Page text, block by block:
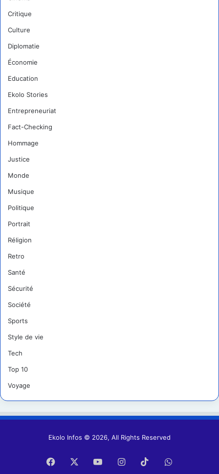
Critique
Culture
Diplomatie
Économie
Education
Ekolo Stories
Entrepreneuriat
Fact-Checking
Hommage
Justice
Monde
Musique
Politique
Portrait
Réligion
Retro
Santé
Sécurité
Société
Sports
Style de vie
Tech
Top 10
Voyage
Ekolo Infos © 2026, All Rights Reserved
Facebook YouTubeInstagram
TikTokWhatsApp